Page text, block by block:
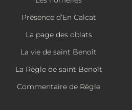
Présence d’En Calcat
La page des oblats
La vie de saint Benoît
La Règle de saint Benoît
Commentaire de Règle